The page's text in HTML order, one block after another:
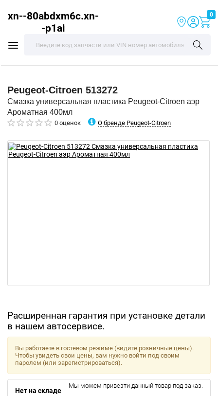
xn--80abdxm6c.xn-
-p1ai
0
Peugeot-Citroen 513272
Смазка универсальная пластика Peugeot-Citroen аэр
Ароматная 400мл
0 оценок О бренде Peugeot-Citroen
Расширенная гарантия при установке детали
в нашем автосервисе.
Вы работаете в гостевом режиме (видите розничные цены).
Чтобы увидеть свои цены, вам нужно войти под своим
паролем (или зарегистрироваться).
Нет на складе
Мы можем привезти данный товар под заказ.